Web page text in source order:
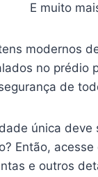
E muito
modernos
no prédio
de
única deve
Então,
e outros